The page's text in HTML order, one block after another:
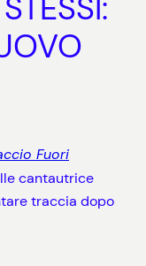
Fuori
cantautrice
traccia dopo